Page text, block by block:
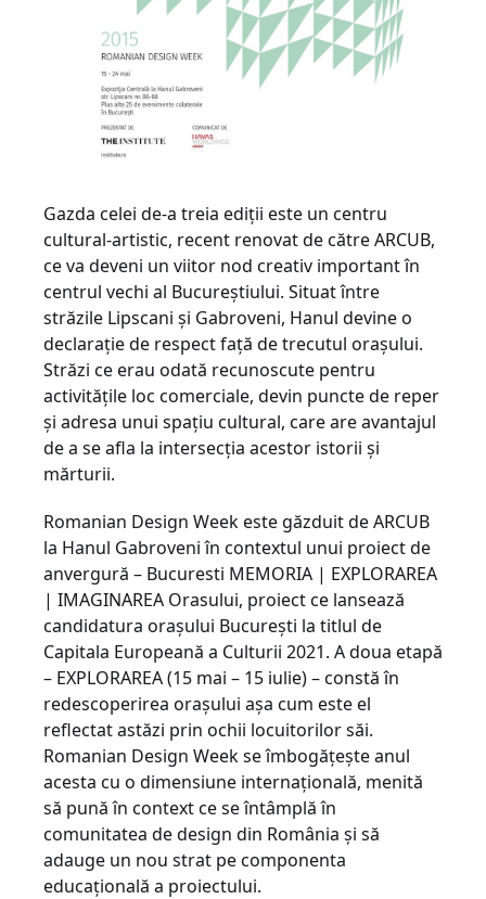
Gazda celei de-a treia ediții este un centru
cultural-artistic, recent renovat de către ARCUB,
ce va deveni un viitor nod creativ important în
centrul vechi al Bucureștiului. Situat între
străzile Lipscani și Gabroveni, Hanul devine o
declarație de respect față de trecutul orașului.
Străzi ce erau odată recunoscute pentru
activitățile loc comerciale, devin puncte de reper
și adresa unui spațiu cultural, care are avantajul
de a se afla la intersecția acestor istorii și
mărturii.
Romanian Design Week este găzduit de ARCUB
la Hanul Gabroveni în contextul unui proiect de
anvergură – Bucuresti MEMORIA | EXPLORAREA
| IMAGINAREA Orasului, proiect ce lansează
candidatura orașului București la titlul de
Capitala Europeană a Culturii 2021. A doua etapă
– EXPLORAREA (15 mai – 15 iulie) – constă în
redescoperirea orașului așa cum este el
reflectat astăzi prin ochii locuitorilor săi.
Romanian Design Week se îmbogățește anul
acesta cu o dimensiune internațională, menită
să pună în context ce se întâmplă în
comunitatea de design din România și să
adauge un nou strat pe componenta
educațională a proiectului.